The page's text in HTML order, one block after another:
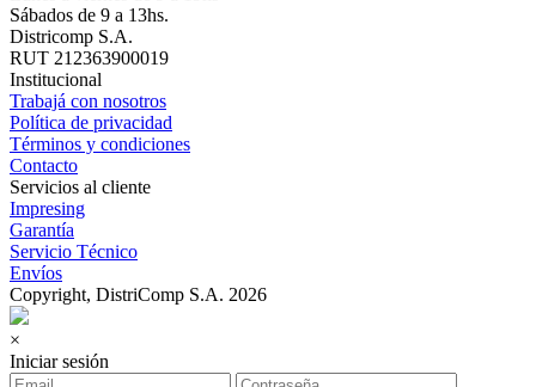
Sábados de 9 a 13hs.
Districomp S.A.
RUT 212363900019
Institucional
Trabajá con nosotros
Política de privacidad
Términos y condiciones
Contacto
Servicios al cliente
Impresing
Garantía
Servicio Técnico
Envíos
Copyright, DistriComp S.A. 2026
×
Iniciar sesión